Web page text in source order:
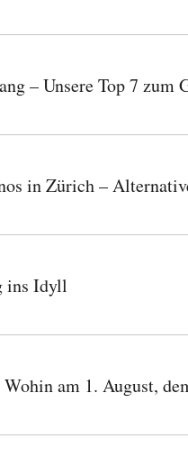
– Unsere Top 7 zum
in Zürich –
ins Idyll
am 1. August,